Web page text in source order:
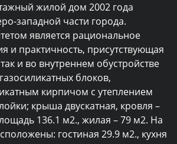
жилой дом 2002 года
западной части города.
является рациональное
и практичность, присутствующая
и во внутреннем обустройстве
блоков,
кирпичом с утеплением
крыша двускатная, кровля –
136.1 м2., жилая – 79 м2. На
гостиная 29.9 м2., кухня